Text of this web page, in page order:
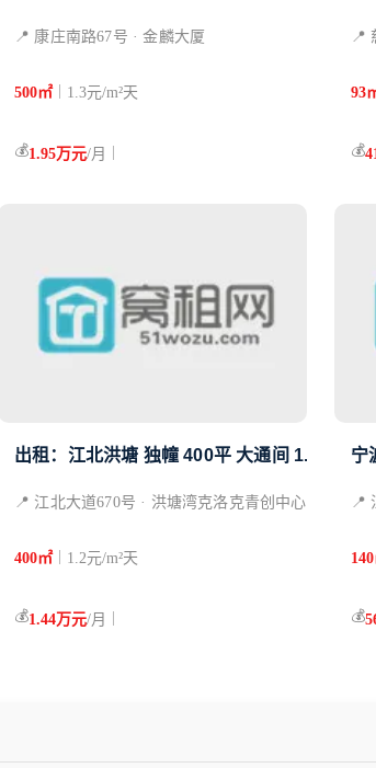
📍 康庄南路67号 · 金麟大厦
500㎡ 1.3元/m²天
💰1.95万元/月
📍
93
💰
电子
出租：江北洪塘 独幢 400平 大通间 1.2元/
📍 江北大道670号 · 洪塘湾克洛克青创中心
400㎡ 1.2元/m²天
💰1.44万元/月
宁
📍
💰